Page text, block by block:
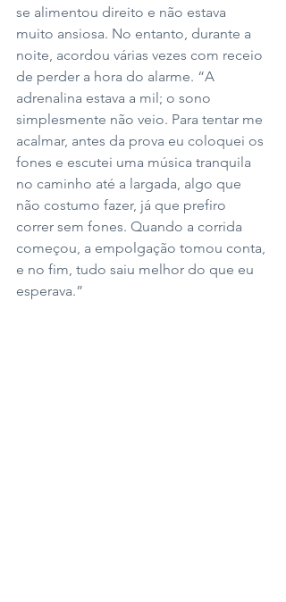
se alimentou direito e não estava
muito ansiosa. No entanto, durante a
noite, acordou várias vezes com receio
de perder a hora do alarme. “A
adrenalina estava a mil; o sono
simplesmente não veio. Para tentar me
acalmar, antes da prova eu coloquei os
fones e escutei uma música tranquila
no caminho até a largada, algo que
não costumo fazer, já que prefiro
correr sem fones. Quando a corrida
começou, a empolgação tomou conta,
e no fim, tudo saiu melhor do que eu
esperava.”